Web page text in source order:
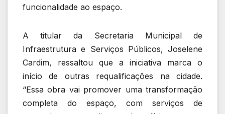
funcionalidade ao espaço.
A titular da Secretaria Municipal de
Infraestrutura e Serviços Públicos, Joselene
Cardim, ressaltou que a iniciativa marca o
início de outras requalificações na cidade.
“Essa obra vai promover uma transformação
completa do espaço, com serviços de